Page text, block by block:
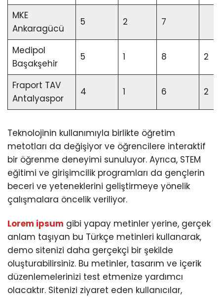
MKE
Ankaragücü
5 2 7
Medipol
Başakşehir
5 1 8 2
Fraport TAV
Antalyaspor
4 1 6 2
Teknolojinin kullanımıyla birlikte öğretim
metotları da değişiyor ve öğrencilere interaktif
bir öğrenme deneyimi sunuluyor. Ayrıca, STEM
eğitimi ve girişimcilik programları da gençlerin
beceri ve yeteneklerini geliştirmeye yönelik
çalışmalara öncelik veriliyor.
Lorem ipsum gibi yapay metinler yerine, gerçek
anlam taşıyan bu Türkçe metinleri kullanarak,
demo sitenizi daha gerçekçi bir şekilde
oluşturabilirsiniz. Bu metinler, tasarım ve içerik
düzenlemelerinizi test etmenize yardımcı
olacaktır. Sitenizi ziyaret eden kullanıcılar,